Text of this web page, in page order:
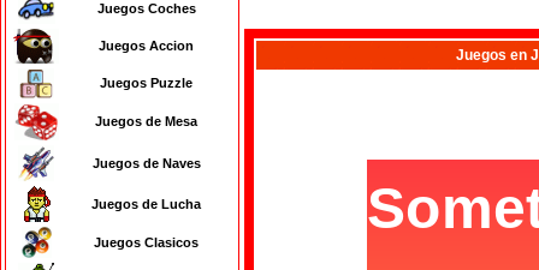
Juegos Coches
Juegos Accion
Juegos Puzzle
Juegos de Mesa
Juegos de Naves
Juegos de Lucha
Juegos Clasicos
Juegos en